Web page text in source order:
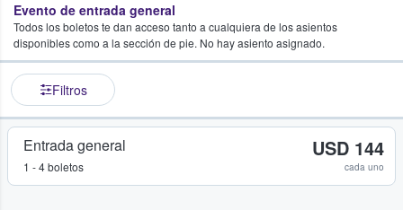
Evento de entrada general
Todos los boletos te dan acceso tanto a cualquiera de los asientos
disponibles como a la sección de pie. No hay asiento asignado.
Filtros
Entrada general
1 - 4 boletos
USD 144
cada uno